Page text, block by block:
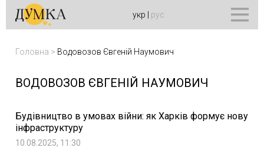
укр рус
Головна > Водовозов Євгеній Наумович
ВОДОВОЗОВ ЄВГЕНІЙ НАУМОВИЧ
Будівництво в умовах війни: як Харків формує нову
інфраструктуру
10.08.2025, 11:30